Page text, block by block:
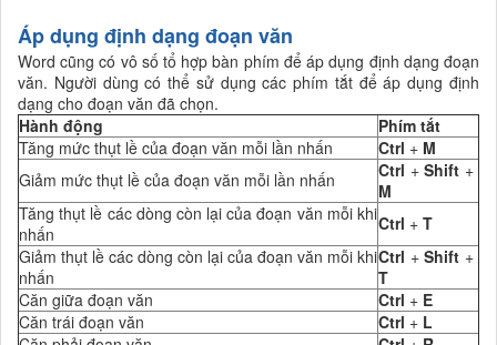
Áp dụng định dạng đoạn văn
Word cũng có vô số tổ hợp bàn phím để áp dụng định dạng đoạn
văn. Người dùng có thể sử dụng các phím tắt để áp dụng định
dạng cho đoạn văn đã chọn.
Hành động
Phím tắt
Tăng mức thụt lề của đoạn văn mỗi lần nhấn
Ctrl + M
Giảm mức thụt lề của đoạn văn mỗi lần nhấn
Ctrl +Shift +
M
Tăng thụt lề các dòng còn lại của đoạn văn mỗi khi
nhấn
Ctrl + T
Giảm thụt lề các dòng còn lại của đoạn văn mỗi khi
nhấn
Ctrl +Shift +
T
Căn giữa đoạn văn
Ctrl + E
Căn trái đoạn văn
Ctrl + L